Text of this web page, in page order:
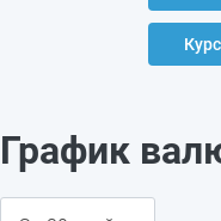
График